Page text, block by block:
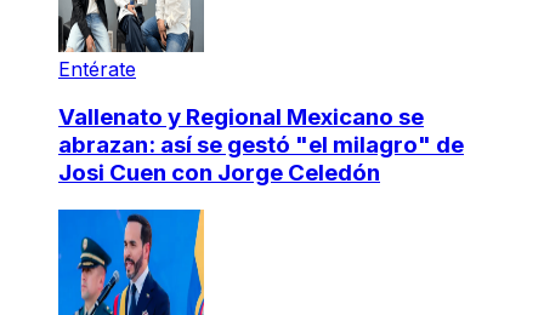
Entérate
Vallenato y Regional Mexicano se
abrazan: así se gestó "el milagro" de
Josi Cuen con Jorge Celedón